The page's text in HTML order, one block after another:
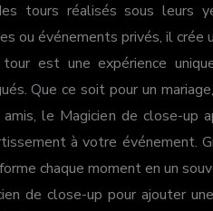
tours réalisés sous leurs
ou événements privés, il crée
tour est une expérience
Que ce soit pour un
le Magicien de close-up
à votre événement.
chaque moment en un
de close-up pour ajouter